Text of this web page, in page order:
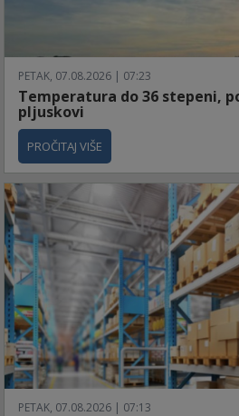
PETAK, 07.08.2026 | 07:23
Temperatura do 36 stepeni,
pljuskovi
PROČITAJ VIŠE
PETAK, 07.08.2026 | 07:13